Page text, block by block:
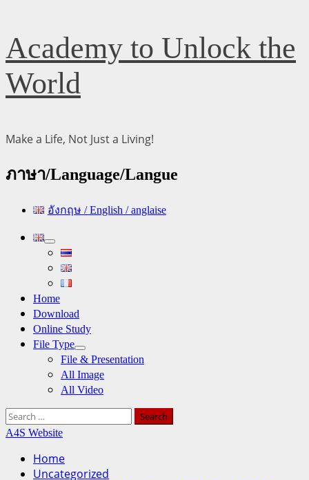
Skip
to
content
Academy to Unlock the
World
Make a Life, Not Just a Living!
ภาษา/Language/Langue
อังกฤษ / English / anglaise
Primary
Home
Download
Online Study
File Type
File & Presentation
All Image
All Video
Search
for:
A4S Website
Home
Uncategorized